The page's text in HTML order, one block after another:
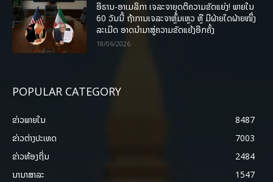
ອີຣານ-ອາເມລິກາ ເຈລະຈາຍຸດຕິຄວາມຂັດແຍ່ງ! ພາຍໃນ
60 ວັນນີ້ ຖ້າການເຈລະຈາຫຼົ້ມເຫຼວ ຫຼື ມີຝ່າຍໃດຝ່າຍໜຶ່ງ
ລະເມີດ ອາດນໍາມາສູ່ຄວາມຂັດແຍ້ງອີກຄັ້ງ
18/06/2026
POPULAR CATEGORY
ຂ່າວພາຍ​ໃນ
8487
ຂ່າວຕ່າງປະເທດ
7003
ຂ່າວທ້ອງຖິ່ນ
2484
ນານາສາລະ
1547